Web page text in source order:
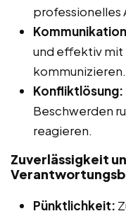
professionelles
und effektiv mit
kommunizieren.
Konfliktlösung:
Beschwerden
reagieren.
Zuverlässigkeit
Pünktlichkeit: